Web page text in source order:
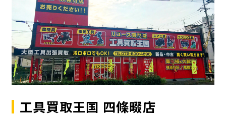
工具買取王国 四條畷店